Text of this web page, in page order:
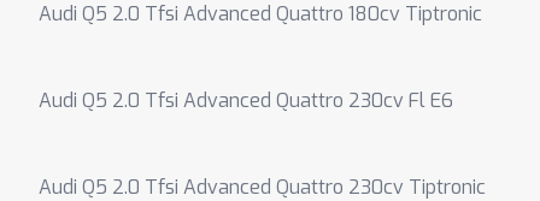
Audi Q5 2.0 Tfsi Advanced Quattro 180cv Tiptronic
Audi Q5 2.0 Tfsi Advanced Quattro 230cv Fl E6
Audi Q5 2.0 Tfsi Advanced Quattro 230cv Tiptronic